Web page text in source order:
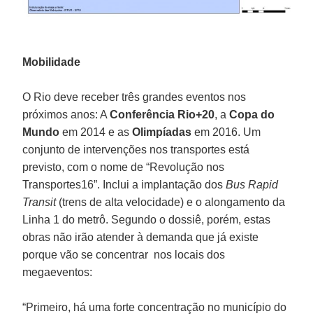
Mobilidade
O Rio deve receber três grandes eventos nos
próximos anos: AConferência Rio+20, aCopa do
Mundo em 2014 e asOlimpíadasem 2016. Um
conjunto de intervenções nos transportes está
previsto, com o nome de “Revolução nos
Transportes16”. Inclui a implantação dosBus Rapid
Transit(trens de alta velocidade) e o alongamento da
Linha 1 do metrô. Segundo o dossiê, porém, estas
obras não irão atender à demanda que já existe
porque vão se concentrar nos locais dos
megaeventos:
“Primeiro, há uma forte concentração no município do